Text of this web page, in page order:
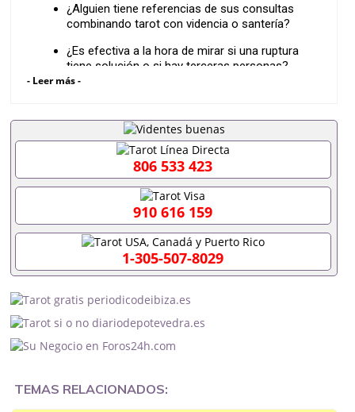
¿Alguien tiene referencias de sus consultas
combinando tarot con videncia o santería?
¿Es efectiva a la hora de mirar si una ruptura
tiene solución o si hay terceras personas?
¿Alguien sabe cómo localizar su teléfono
directo o su perfil oficial?
Hola a todos los del foro.
He decidido abrir este nuevo tema porque ando
buscando opiniones reales y de primera mano sobre
AFRIKA TAROT, que ofrece sus servicios en Wengo.
En su perfil se presenta como tarotista, santera,
vidente y wiccana, y su lema se enfoca en disipar
Con esa variedad de herramientas me ha picado la
curiosidad, pero antes de gastar dinero en minutos
de llamada prefiero contrastar con vuestras
Me encuentro en un momento de bloqueo total en el
- Leer más -
806 533 423
910 616 159
1-305-507-8029
TEMAS RELACIONADOS: